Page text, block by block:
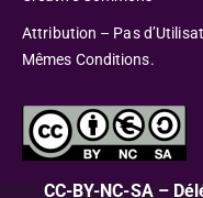
Attribution – Pas
Mêmes Conditions.
CC-BY-NC-SA –